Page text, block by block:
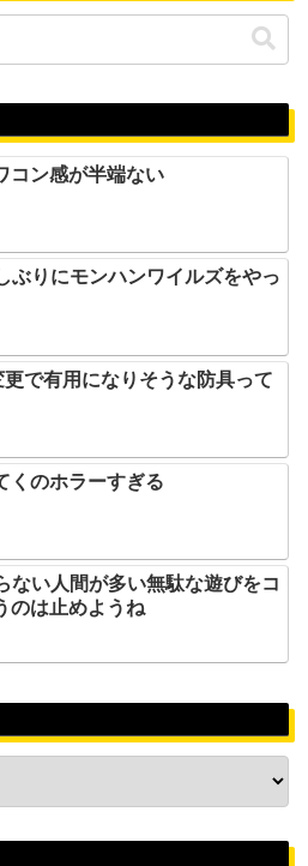
コン感が半端ない
ぶりにモンハンワイルズをやっ
更で有用になりそうな防具って
くのホラーすぎる
ない人間が多い無駄な遊びをコ
のは止めようね